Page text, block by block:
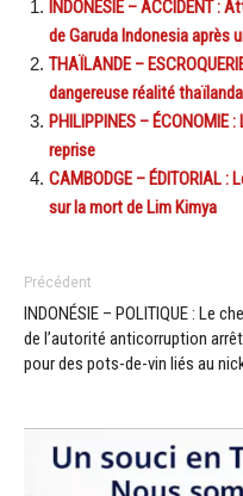
INDONÉSIE – ACCIDENT :
de Garuda Indonesia après
THAÏLANDE –
dangereuse réalité
PHILIPPINES –
reprise
CAMBODGE – ÉDITORIAL
sur la mort de Lim Kimya
Précédent
INDONÉSIE – POLITIQUE : Le
de l’autorité anticorruption
pour des pots-de-vin liés au